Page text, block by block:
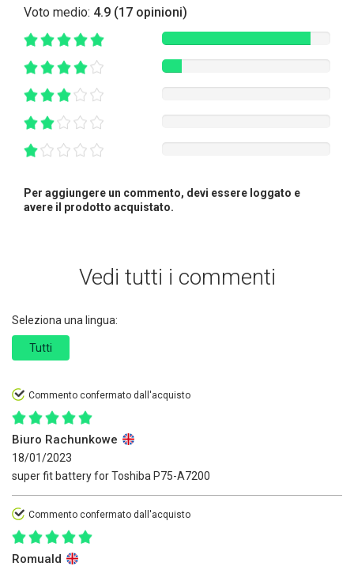
Voto medio: 4.9 (17 opinioni)
Per aggiungere un commento, devi essere loggato e
avere il prodotto acquistato.
Vedi tutti i commenti
Seleziona una lingua:
Tutti
Commento confermato dall'acquisto
Biuro Rachunkowe
18/01/2023
super fit battery for Toshiba P75-A7200
Commento confermato dall'acquisto
Romuald